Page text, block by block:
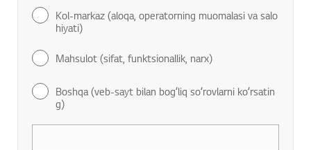
Kol-markaz (aloqa, operatorning muomalasi va salo
hiyati)
Mahsulot (sifat, funktsionallik, narx)
Boshqa (veb-sayt bilan bogʻliq soʻrovlarni koʻrsatin
g)